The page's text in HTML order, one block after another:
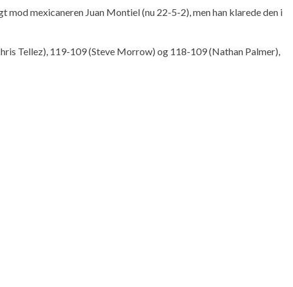
mexicaneren Juan Montiel (nu 22-5-2), men han klarede den i
Tellez), 119-109 (Steve Morrow) og 118-109 (Nathan Palmer),